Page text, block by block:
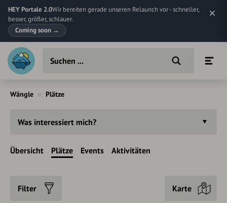
HEY Portale 2.0Wir bereiten gerade unseren Relaunch vor - schneller,
besser, größer, schlauer.
Coming soon →
Wängle Plätze
Was interessiert mich?
Übersicht Plätze Events Aktivitäten
Filter Karte